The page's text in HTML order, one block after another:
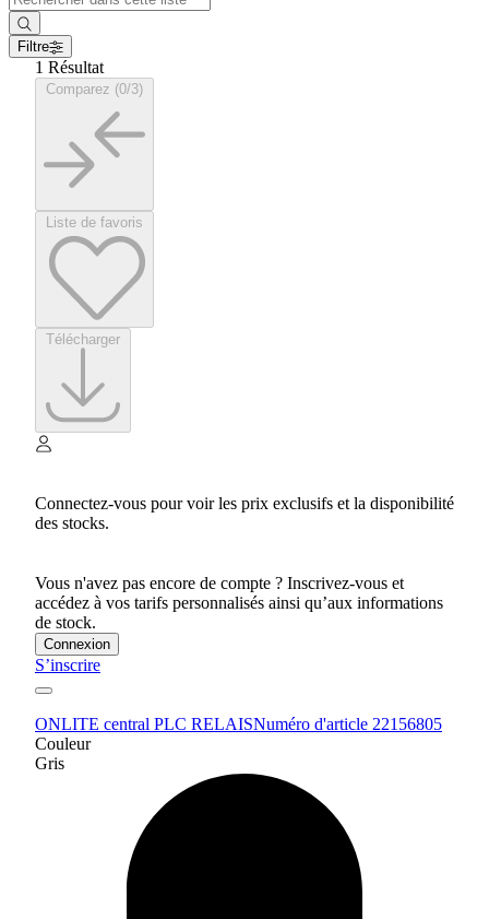
Filtre
1 Résultat
Connectez-vous pour voir les prix exclusifs et la disponibilité
des stocks.
Vous n'avez pas encore de compte ? Inscrivez-vous et
accédez à vos tarifs personnalisés ainsi qu’aux informations
de stock.
Connexion
S’inscrire
ONLITE central PLC RELAISNuméro d'article 22156805
Couleur
Gris